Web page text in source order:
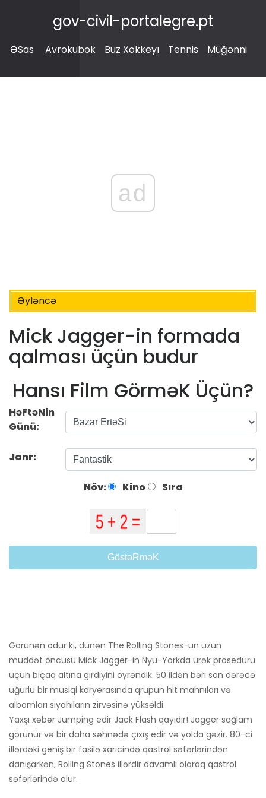
gov-civil-portalegre.pt
ƏSas Avrokubok Buz Xokkeyı Tennis Müğənni
ad
Əyləncə
Mick Jagger-in formada
qalması üçün budur
Hansı Film GörməK Üçün?
HəFtəNin
Günü:
Janr:
Növ: Kino Sıra
GöstəRməK
Görünən odur ki, dünən The Rolling Stones-un uzun
müddət öncüsü Mick Jagger-in Nyu-Yorkda ürək proseduru
üçün bıçaq altına girdiyini öyrəndik. 50 ildən bəri son dərəcə
uğurlu bir musiqi karyerasında qrupun hit mahnıları və
albomları siyahıların zirvəsinə yüksəldi.
Yaxşı xəbər Jumping edir Jack Flash qayıdır! Jagger sağlam
görünür və bir daha səhnədə çıxış edir və yolda gəzir. 80-ci
illərdəki geniş bir fasilə xaricində qastrol səfərlərindən
danışarkən, Rolling Stones illərdir davamlı olaraq qastrol
səfərlərində olur.